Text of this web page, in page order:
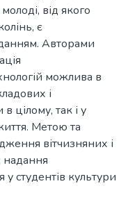
від якого
є
Авторами
можлива в
і
цілому, так і у
Метою та
вітчизняних і
надання
студентів культури